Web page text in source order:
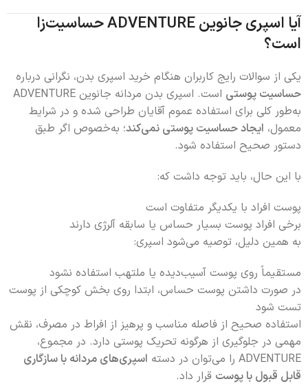
آیا اسپری جانوین ADVENTURE حساسیت‌زا
است؟
یکی از سوالات رایج کاربران هنگام خرید اسپری بدن، نگرانی درباره
حساسیت پوستی
است. اسپری بدن مردانه جانوین ADVENTURE
به‌طور کلی برای استفاده عموم آقایان طراحی شده و در شرایط
معمول، ایجاد حساسیت پوستی نمی‌کند؛ به‌خصوص اگر طبق
دستور صحیح استفاده شود.
با این حال، باید توجه داشت که:
پوست افراد با یکدیگر متفاوت است
برخی افراد پوست بسیار حساس یا سابقه آلرژی دارند
به همین دلیل، توصیه می‌شود اسپری:
مستقیماً روی پوست آسیب‌دیده یا ملتهب استفاده نشود
در صورت داشتن پوست حساس، ابتدا روی بخش کوچکی از پوست
تست شود
استفاده صحیح از فاصله مناسب و پرهیز از افراط در مصرف، نقش
مهمی در جلوگیری از هرگونه تحریک پوستی دارد. در مجموع،
ADVENTURE را می‌توان در دسته
اسپری‌های مردانه با سازگاری
قابل قبول با پوست قرار داد.